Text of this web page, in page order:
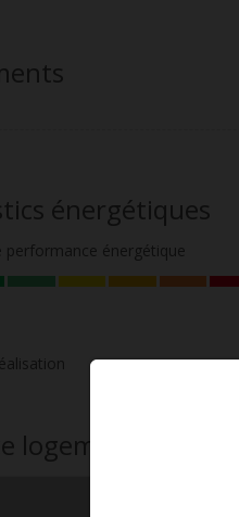
énergétiques
performance énergétique
logement